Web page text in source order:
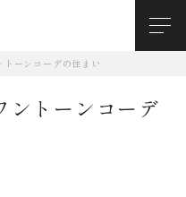
ーンコーデの住まい
ントーンコーデ